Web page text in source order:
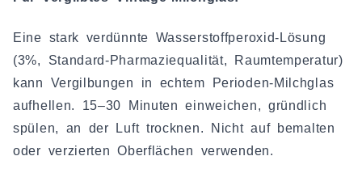
Eine stark verdünnte Wasserstoffperoxid-Lösung
(3%, Standard-Pharmaziequalität, Raumtemperatur)
kann Vergilbungen in echtem Perioden-Milchglas
aufhellen. 15–30 Minuten einweichen, gründlich
spülen, an der Luft trocknen. Nicht auf bemalten
oder verzierten Oberflächen verwenden.